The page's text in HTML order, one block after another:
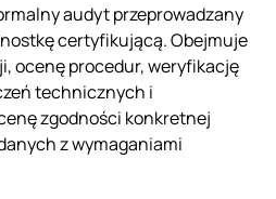
audyt przeprowadzany
certyfikującą. Obejmuje
ocenę procedur, weryfikację
technicznych i
zgodności konkretnej
z wymaganiami